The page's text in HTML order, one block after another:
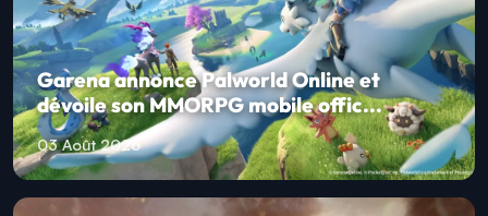
Garena annonce Palworld Online et
dévoile son MMORPG mobile offic...
03 Août 2026